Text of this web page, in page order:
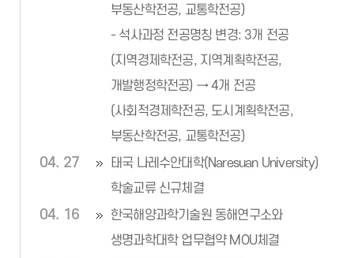
부동산학전공, 교통학전공)
- 석사과정 전공명칭 변경: 3개 전공
(지역경제학전공, 지역계획학전공,
개발행정학전공) → 4개 전공
(사회적경제학전공, 도시계획학전공,
부동산학전공, 교통학전공)
04. 27
태국 나레수안대학(Naresuan University)
학술교류 신규체결
04. 16
한국해양과학기술원 동해연구소와
생명과학대학 업무협약 MOU체결